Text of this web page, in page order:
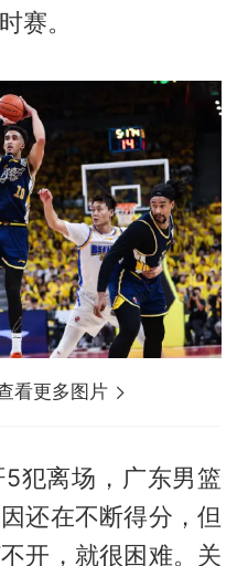
赛。
看更多图片
犯离场，广东男篮
还在不断得分，但
开，就很困难。关